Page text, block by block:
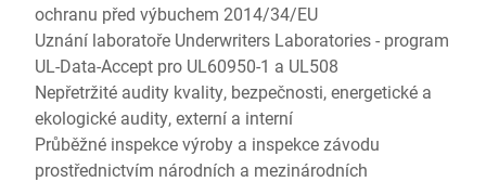
ochranu před výbuchem 2014/34/EU
Uznání laboratoře Underwriters Laboratories - program
UL-Data-Accept pro UL60950-1 a UL508
Nepřetržité audity kvality, bezpečnosti, energetické a
ekologické audity, externí a interní
Průběžné inspekce výroby a inspekce závodu
prostřednictvím národních a mezinárodních